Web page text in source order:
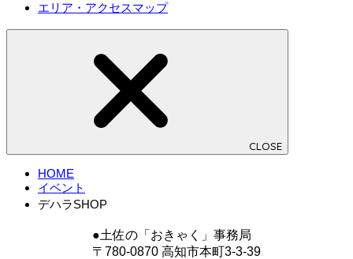
エリア・アクセスマップ
CLOSE
HOME
イベント
デハラSHOP
●土佐の「おきゃく」事務局
〒780-0870 高知市本町3-3-39